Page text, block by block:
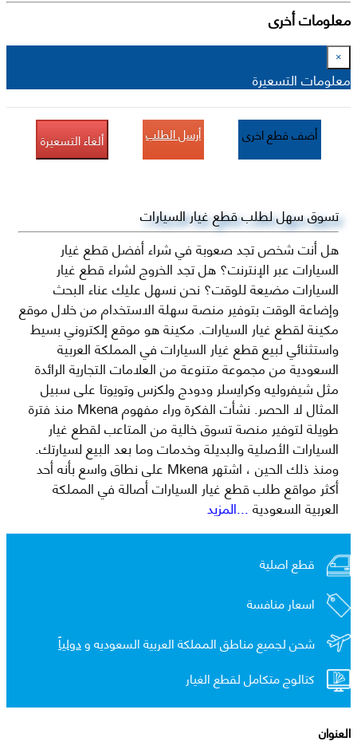
معلومات أخرى
×
معلومات التسعيرة
أضف قطع اخرى أرسل الطلب ألغاء التسعيرة
تسوق سهل لطلب قطع غيار السيارات
هل أنت شخص تجد صعوبة في شراء أفضل قطع غيار
السيارات عبر الإنترنت؟ هل تجد الخروج لشراء قطع غيار
السيارات مضيعة للوقت؟ نحن نسهل عليك عناء البحث
وإضاعة الوقت بتوفير منصة سهلة الاستخدام من خلال موقع
مكينة لقطع غيار السيارات. مكينة هو موقع إلكتروني بسيط
واستثنائي لبيع قطع غيار السيارات في المملكة العربية
السعودية من مجموعة متنوعة من العلامات التجارية الرائدة
مثل شيفروليه وكرايسلر ودودج ولكزس وتويوتا على سبيل
المثال لا الحصر. نشأت الفكرة وراء مفهوم Mkena منذ فترة
طويلة لتوفير منصة تسوق خالية من المتاعب لقطع غيار
السيارات الأصلية والبديلة وخدمات وما بعد البيع لسيارتك.
ومنذ ذلك الحين ، اشتهر Mkena على نطاق واسع بأنه أحد
أكثر مواقع طلب قطع غيار السيارات أصالة في المملكة
العربية السعودية...المزيد
قطع اصلية
اسعار منافسة
شحن لجميع مناطق المملكة العربية السعوديه ودولياً
كتالوج متكامل لقطع الغيار
العنوان